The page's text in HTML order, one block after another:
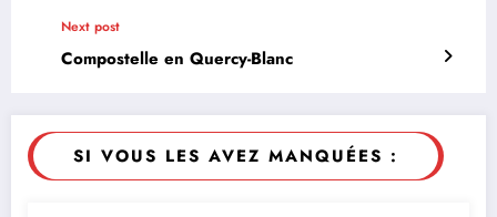
Next post
Compostelle en Quercy-Blanc
SI VOUS LES AVEZ MANQUÉES :